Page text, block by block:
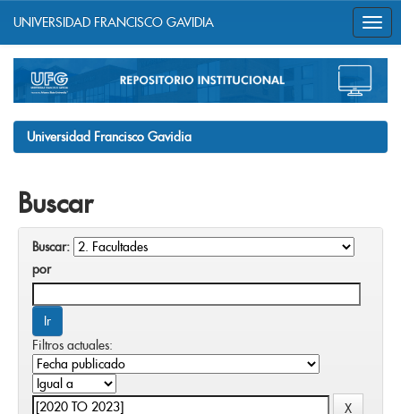
navigation
UNIVERSIDAD FRANCISCO GAVIDIA
Universidad Francisco Gavidia
Buscar
Buscar:
por
Filtros actuales: